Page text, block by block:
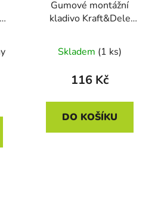
Gumové montážní
kladivo Kraft&Dele
Skladem (1 ks)
116 Kč
DO KOŠÍKU